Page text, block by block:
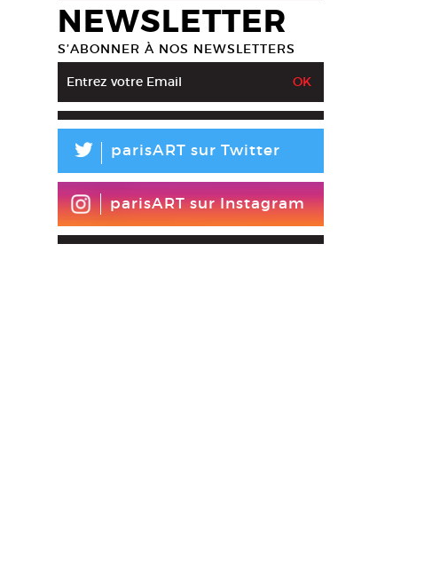
NEWSLETTER
S’ABONNER À NOS NEWSLETTERS
L parisART sur Twitter
parisART sur Instagram